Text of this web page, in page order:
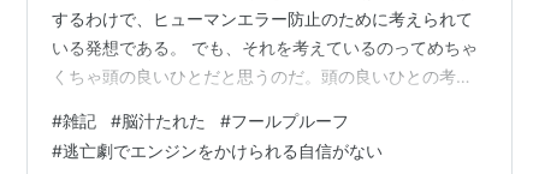
するわけで、ヒューマンエラー防止のために考えられて
いる発想である。 でも、それを考えているのってめちゃ
くちゃ頭の良いひとだと思うのだ。頭の良いひとの考え
バカ。世の中概ねそれで事故を未然に防げているとは思
うけれども、本物のバカはそんなものじゃないと僕は思
#雑記 #脳汁たれた #フールプルーフ
#逃亡劇でエンジンをかけられる自信がない